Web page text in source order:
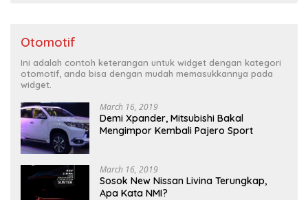
Otomotif
Ini adalah contoh keterangan untuk widget dengan kategori
otomotif, anda bisa dengan mudah memasukkannya pada
widget.
March 16, 2019
Demi Xpander, Mitsubishi Bakal
Mengimpor Kembali Pajero Sport
March 16, 2019
Sosok New Nissan Livina Terungkap,
Apa Kata NMI?